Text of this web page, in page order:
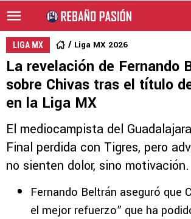
LIGA MX Liga MX 2026
La revelación de Fernando
sobre Chivas tras el título
en la Liga MX
El mediocampista del
Final perdida con Tigres, pero
no sienten dolor, sino motivación.
Fernando Beltrán aseguró que
el mejor refuerzo” que ha